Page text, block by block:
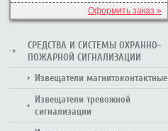
Оформить заказ »
СРЕДСТВА И СИСТЕМЫ ОХРАННО-
ПОЖАРНОЙ СИГНАЛИЗАЦИИ
Извещатели магнитоконтактные
Извещатели тревожной
сигнализации